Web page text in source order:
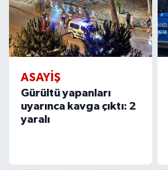
ASAYIŞ
Gürültü yapanları
uyarınca kavga çıktı: 2
yaralı